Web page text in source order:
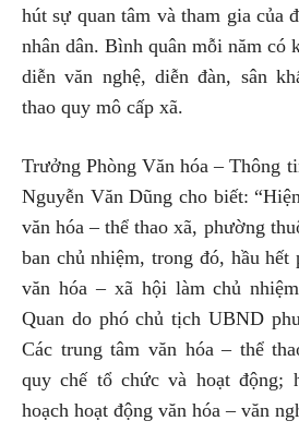
hút sự quan tâm và tham gia của
nhân dân. Bình quân mỗi năm có
diễn văn nghệ, diễn đàn, sân
thao quy mô cấp xã.
Trưởng Phòng Văn hóa – Thông
Nguyễn Văn Dũng cho biết:
văn hóa – thể thao xã, phường
ban chủ nhiệm, trong đó, hầu hết
văn hóa – xã hội làm chủ
Quan do phó chủ tịch UBND
Các trung tâm văn hóa – thể
quy chế tổ chức và hoạt động;
hoạch hoạt động văn hóa – văn